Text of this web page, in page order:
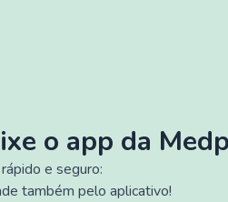
o app da
rápido e seguro:
também pelo aplicativo!